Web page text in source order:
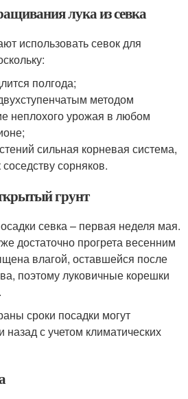
лука из севка
использовать севок для
полгода;
методом
неплохого урожая в любом
сильная корневая система,
сорняков.
грунт
севка – первая неделя мая.
достаточно прогрета весенним
влагой, оставшейся после
поэтому луковичные корешки
сроки посадки могут
назад с учетом климатических